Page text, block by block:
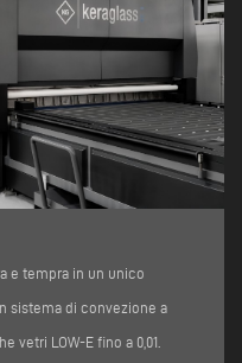
e tempra in un unico
sistema di convezione a
vetri LOW-E fino a 0,01.